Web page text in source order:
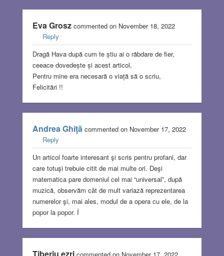
Eva Groszcommented on November 18, 2022
Reply
Dragă Hava după cum te știu ai o răbdare de fier,
ceeace dovedește și acest articol,
Pentru mine era necesară o viață să o scriu,
Felicitări !!
Andrea Ghiţăcommented on November 17, 2022
Reply
Un articol foarte interesant şi scris pentru profani, dar
care totuşi trebuie citit de mai multe ori. Deşi
matematica pare domeniul cel mai “universal”, după
muzică, observăm cât de mult variază reprezentarea
numerelor şi, mai ales, modul de a opera cu ele, de la
popor la popor. Î